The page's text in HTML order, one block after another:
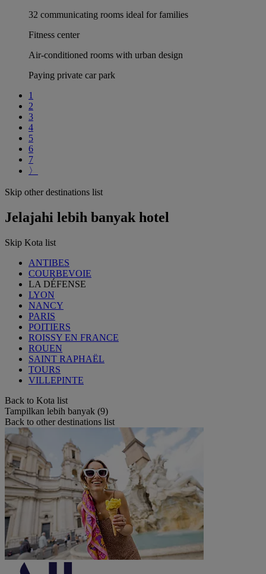
32 communicating rooms ideal for families
Fitness center
Air-conditioned rooms with urban design
Paying private car park
1
2
3
4
5
6
7
〉
Skip other destinations list
Jelajahi lebih banyak hotel
Skip Kota list
ANTIBES
COURBEVOIE
LA DÉFENSE
LYON
NANCY
PARIS
POITIERS
ROISSY EN FRANCE
ROUEN
SAINT RAPHAËL
TOURS
VILLEPINTE
Back to Kota list
Tampilkan lebih banyak (9)
Back to other destinations list